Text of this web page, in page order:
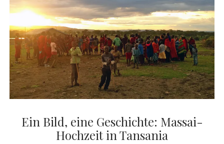
♥ ÜBER DEN REISEBLOG Menü
öffnen
IMPRESSUM
DATENSCHUTZERKLÄRUNG
♥ ÜBER DIE AUTORIN Menü
öffnen
VITA
PRESSE & MEDIEN
MEDIADATEN
twitterfacebookpinterestyoutubeinstagram
Ein Bild, eine Geschichte: Massai-
Hochzeit in Tansania